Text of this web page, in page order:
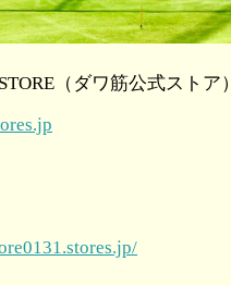
（ダワ筋公式ストア）